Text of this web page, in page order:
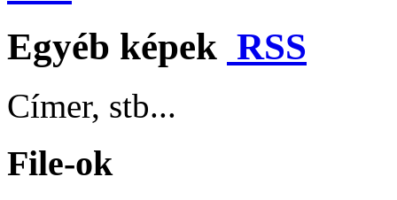
Egyéb képek RSS
Címer, stb...
File-ok